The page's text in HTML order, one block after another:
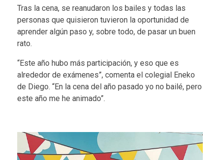
Tras la cena, se reanudaron los bailes y todas las
personas que quisieron tuvieron la oportunidad de
aprender algún paso y, sobre todo, de pasar un buen
rato.
“Este año hubo más participación, y eso que es
alrededor de exámenes”, comenta el colegial Eneko
de Diego. “En la cena del año pasado yo no bailé, pero
este año me he animado”.